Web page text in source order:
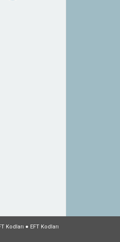
Kodları ● EFT Kodları